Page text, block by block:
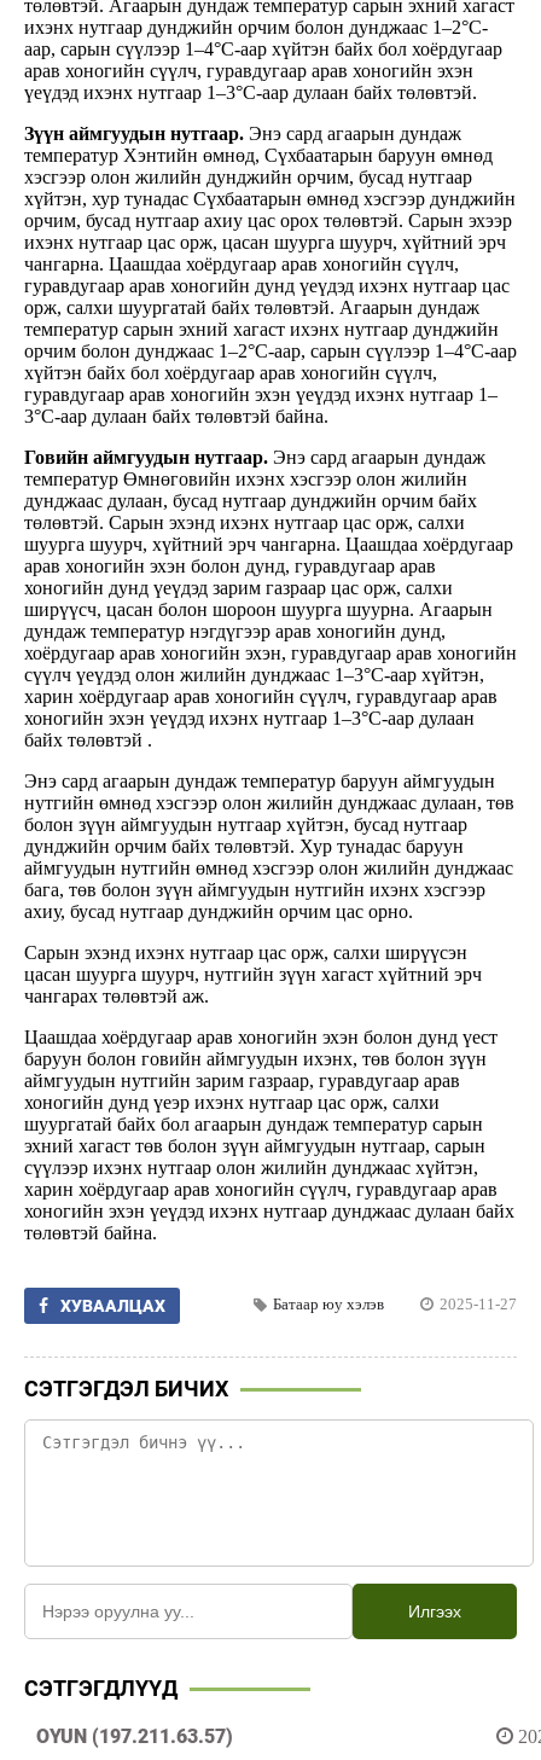
төлөвтэй. Агаарын дундаж температур сарын эхний хагаст
ихэнх нутгаар дунджийн орчим болон дунджаас 1–2°С-
аар, сарын сүүлээр 1–4°С-аар хүйтэн байх бол хоёрдугаар
арав хоногийн сүүлч, гуравдугаар арав хоногийн эхэн
үеүдэд ихэнх нутгаар 1–3°С-аар дулаан байх төлөвтэй.
Зүүн аймгуудын нутгаар. Энэ сард агаарын дундаж
температур Хэнтийн өмнөд, Сүхбаатарын баруун өмнөд
хэсгээр олон жилийн дунджийн орчим, бусад нутгаар
хүйтэн, хур тунадас Сүхбаатарын өмнөд хэсгээр дунджийн
орчим, бусад нутгаар ахиу цас орох төлөвтэй. Сарын эхээр
ихэнх нутгаар цас орж, цасан шуурга шуурч, хүйтний эрч
чангарна. Цаашдаа хоёрдугаар арав хоногийн сүүлч,
гуравдугаар арав хоногийн дунд үеүдэд ихэнх нутгаар цас
орж, салхи шуургатай байх төлөвтэй. Агаарын дундаж
температур сарын эхний хагаст ихэнх нутгаар дунджийн
орчим болон дунджаас 1–2°С-аар, сарын сүүлээр 1–4°С-аар
хүйтэн байх бол хоёрдугаар арав хоногийн сүүлч,
гуравдугаар арав хоногийн эхэн үеүдэд ихэнх нутгаар 1–
3°С-аар дулаан байх төлөвтэй байна.
Говийн аймгуудын нутгаар. Энэ сард агаарын дундаж
температур Өмнөговийн ихэнх хэсгээр олон жилийн
дунджаас дулаан, бусад нутгаар дунджийн орчим байх
төлөвтэй. Сарын эхэнд ихэнх нутгаар цас орж, салхи
шуурга шуурч, хүйтний эрч чангарна. Цаашдаа хоёрдугаар
арав хоногийн эхэн болон дунд, гуравдугаар арав
хоногийн дунд үеүдэд зарим газраар цас орж, салхи
ширүүсч, цасан болон шороон шуурга шуурна. Агаарын
дундаж температур нэгдүгээр арав хоногийн дунд,
хоёрдугаар арав хоногийн эхэн, гуравдугаар арав хоногийн
сүүлч үеүдэд олон жилийн дунджаас 1–3°С-аар хүйтэн,
харин хоёрдугаар арав хоногийн сүүлч, гуравдугаар арав
хоногийн эхэн үеүдэд ихэнх нутгаар 1–3°С-аар дулаан
байх төлөвтэй .
Энэ сард агаарын дундаж температур баруун аймгуудын
нутгийн өмнөд хэсгээр олон жилийн дунджаас дулаан, төв
болон зүүн аймгуудын нутгаар хүйтэн, бусад нутгаар
дунджийн орчим байх төлөвтэй. Хур тунадас баруун
аймгуудын нутгийн өмнөд хэсгээр олон жилийн дунджаас
бага, төв болон зүүн аймгуудын нутгийн ихэнх хэсгээр
ахиу, бусад нутгаар дунджийн орчим цас орно.
Сарын эхэнд ихэнх нутгаар цас орж, салхи ширүүсэн
цасан шуурга шуурч, нутгийн зүүн хагаст хүйтний эрч
чангарах төлөвтэй аж.
Цаашдаа хоёрдугаар арав хоногийн эхэн болон дунд үест
баруун болон говийн аймгуудын ихэнх, төв болон зүүн
аймгуудын нутгийн зарим газраар, гуравдугаар арав
хоногийн дунд үеэр ихэнх нутгаар цас орж, салхи
шуургатай байх бол агаарын дундаж температур сарын
эхний хагаст төв болон зүүн аймгуудын нутгаар, сарын
сүүлээр ихэнх нутгаар олон жилийн дунджаас хүйтэн,
харин хоёрдугаар арав хоногийн сүүлч, гуравдугаар арав
хоногийн эхэн үеүдэд ихэнх нутгаар дунджаас дулаан байх
төлөвтэй байна.
ХУВААЛЦАХ Батаар юу хэлэв 2025-11-27
СЭТГЭГДЭЛ БИЧИХ
Илгээх
СЭТГЭГДЛҮҮД
OYUN (197.211.63.57)